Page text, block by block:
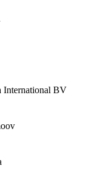
International BV